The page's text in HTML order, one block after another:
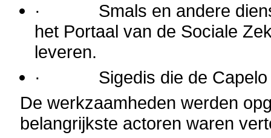
·
Smals en andere
het Portaal van de Sociale
leveren.
· Sigedis die de Capelo
De werkzaamheden werden
belangrijkste actoren waren